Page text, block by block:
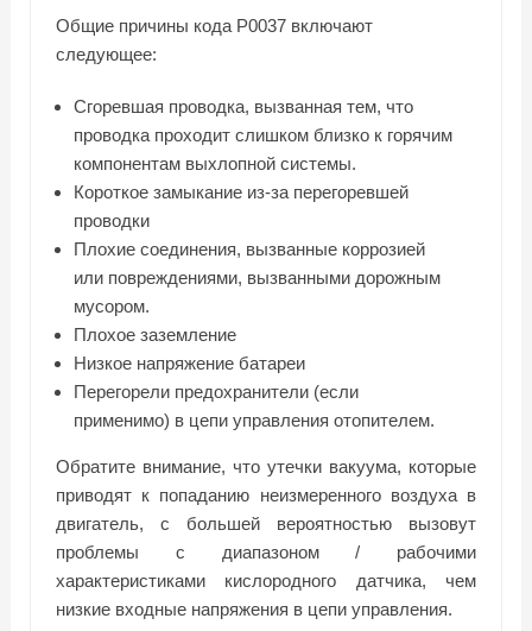
Общие причины кода P0037 включают
следующее:
Сгоревшая проводка, вызванная тем, что
проводка проходит слишком близко к горячим
компонентам выхлопной системы.
Короткое замыкание из-за перегоревшей
проводки
Плохие соединения, вызванные коррозией
или повреждениями, вызванными дорожным
мусором.
Плохое заземление
Низкое напряжение батареи
Перегорели предохранители (если
применимо) в цепи управления отопителем.
Обратите внимание, что утечки вакуума, которые
приводят к попаданию неизмеренного воздуха в
двигатель, с большей вероятностью вызовут
проблемы с диапазоном / рабочими
характеристиками кислородного датчика, чем
низкие входные напряжения в цепи управления.